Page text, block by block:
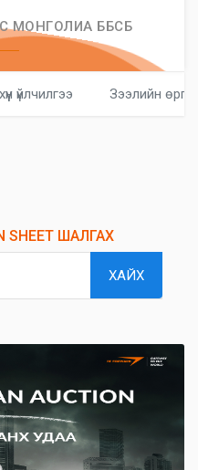
МОНГОЛИА ББСБ
үйлчилгээ Зээлийн
SHEET ШАЛГАХ
ХАЙХ